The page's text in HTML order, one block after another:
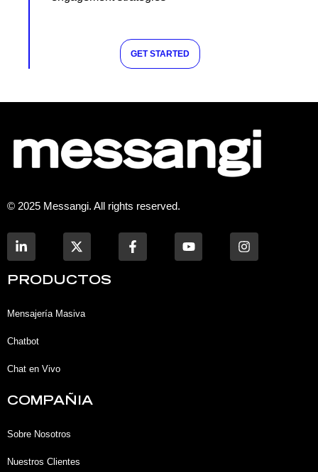
GET STARTED
© 2025 Messangi. All rights reserved.
i
n
k
i
-
n
F
a
c
o
u
I
n
s
PRODUCTOS
Mensajería Masiva
Chatbot
Chat en Vivo
COMPAÑIA
Sobre Nosotros
Nuestros Clientes